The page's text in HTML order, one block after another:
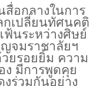
สื่อกลางในการ
กเปลี่ยนทัศนคติ
นระหว่างศิษย์
ญจมราชาลัยฯ
ยรอยยิ้ม ความ
ง มีการพูดคุย
ร่วมกันอย่าง